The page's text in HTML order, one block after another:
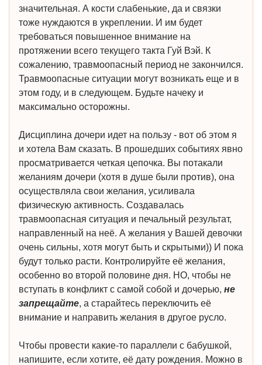
значительная. А кости слабенькие, да и связки
тоже нуждаются в укреплении. И им будет
требоваться повышенное внимание на
протяжении всего текущего такта Гуй Вэй. К
сожалению, травмоопасный период не закончился.
Травмоопасные ситуации могут возникать еще и в
этом году, и в следующем. Будьте начеку и
максимально осторожны.
Дисциплина дочери идет на пользу - вот об этом я
и хотела Вам сказать. В прошедших событиях явно
просматривается четкая цепочка. Вы потакали
желаниям дочери (хотя в душе были против), она
осуществляла свои желания, усиливала
физическую активность. Создавалась
травмоопасная ситуация и печальный результат,
направленный на неё. А желания у Вашей девочки
очень сильны, хотя могут быть и скрытыми)) И пока
будут только расти. Контролируйте её желания,
особенно во второй половине дня. НО, чтобы не
вступать в конфликт с самой собой и дочерью, не
запрещайте, а старайтесь переключить её
внимание и направить желания в другое русло.
Чтобы провести какие-то параллели с бабушкой,
напишите, если хотите, её дату рождения. Можно в